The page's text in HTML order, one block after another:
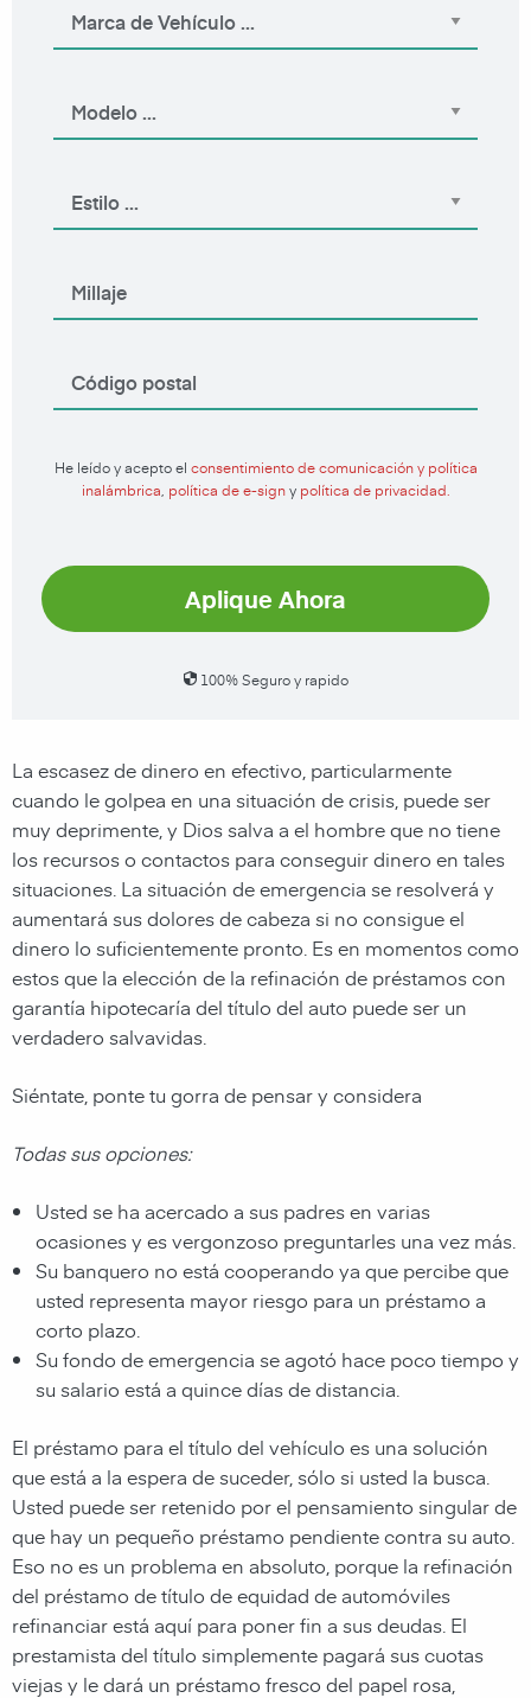
He leído y acepto el consentimiento de comunicación y política
inalámbrica política de e-signy política de privacidad.
Aplique Ahora
100% Seguro y rapido
La escasez de dinero en efectivo, particularmente
cuando le golpea en una situación de crisis, puede ser
muy deprimente, y Dios salva a el hombre que no tiene
los recursos o contactos para conseguir dinero en tales
situaciones. La situación de emergencia se resolverá y
aumentará sus dolores de cabeza si no consigue el
dinero lo suficientemente pronto. Es en momentos como
estos que la elección de la refinación de préstamos con
garantía hipotecaría del título del auto puede ser un
verdadero salvavidas.
Siéntate, ponte tu gorra de pensar y considera
Todas sus opciones:
Usted se ha acercado a sus padres en varias
ocasiones y es vergonzoso preguntarles una vez más.
Su banquero no está cooperando ya que percibe que
usted representa mayor riesgo para un préstamo a
corto plazo.
Su fondo de emergencia se agotó hace poco tiempo y
su salario está a quince días de distancia.
El préstamo para el título del vehículo es una solución
que está a la espera de suceder, sólo si usted la busca.
Usted puede ser retenido por el pensamiento singular de
que hay un pequeño préstamo pendiente contra su auto.
Eso no es un problema en absoluto, porque la refinación
del préstamo de título de equidad de automóviles
refinanciar está aquí para poner fin a sus deudas. El
prestamista del título simplemente pagará sus cuotas
viejas y le dará un préstamo fresco del papel rosa,